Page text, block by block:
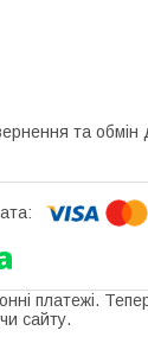
та обмін
платежі.
сайту.